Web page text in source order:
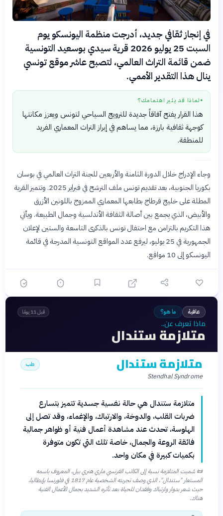
في إنجاز ثقافي جديد، أدرجت منظمة اليونسكو يوم
السبت 25 يوليو 2026 قرية سيدي بوسعيد التونسية
ضمن قائمة التراث العالمي، لتصبح عاشر موقع تونسي
ينال هذا التقدير الأممي.
● لماذا قد يثير اهتمامك؟
هذا القرار يفتح آفاقاً جديدة للترويج السياحي لتونس ويعزز مكانتها
كوجهة ثقافية بارزة، مما يساهم في إبراز التراث المعماري الفريد
للمنطقة.
وجاء الإدراج خلال الدورة الثامنة والأربعين للجنة التراث العالمي في بوسان
بكوريا الجنوبية، بعد تقديم تونس ملف الترشح في فبراير 2025. وتتميز القرية
المطلة على خليج قرطاج بطابعها المعماري الممزوج باللونين الأزرق
والأبيض، الذي يجمع بين أصالة الثقافة الأندلسية وجمال الطبيعة. ويأتي
هذا التكريم بالتزامن مع احتفال تونس بالذكرى التاسعة والستين لإعلان
الجمهورية في 25 يوليو، ليرفع عدد المواقع التونسية المدرجة في قائمة
اليونسكو إلى 10 مواقع.
عافية ما هو؟ قبل 11 يومًا
ماذا تعرف عن..
متلازمة ستندال
متلازمة ستندال
Stendhal Syndrome
طب
متلازمة ستندال هي حالة نفسية جسدية تتميز بتسارع
ضربات القلب، والدوخة، والارتباك، والإغماء، وقد تصل إلى
الهلوسة، تحدث عند مشاهدة أعمال فنية أو ظواهر جمالية
فائقة الروعة والجمال، خاصة تلك التي تكون متوفرة
بكميات كبيرة في مكان واحد.
📜 سُميت المتلازمة نسبة إلى الكاتب الفرنسي ماري هنري بيل، المعروف باسمه
المستعار "ستندال"، الذي وصف تجربته الشخصية عام 1817 في فلورنسا بإيطاليا،
حيث شعر بدوار وارتباك وفقدان للحياة بعد تأثره الشديد بجمال الأعمال الفنية
هناك.